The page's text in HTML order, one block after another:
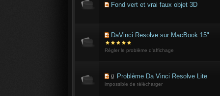
Fond vert et vrai faux objet 3D
DaVinci Resolve sur MacBook 15"
Régler le problème d'affichage
Problème Da Vinci Resolve Lite
impossible de télécharger